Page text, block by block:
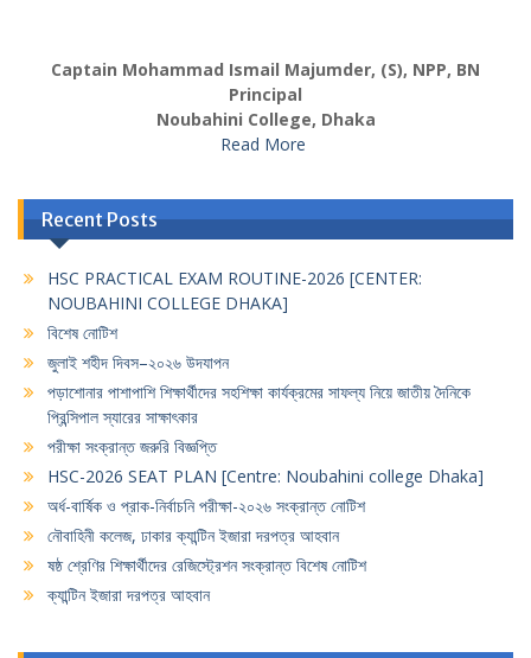
Captain Mohammad Ismail Majumder, (S), NPP, BN
Principal
Noubahini College, Dhaka
Read More
Recent Posts
HSC PRACTICAL EXAM ROUTINE-2026 [CENTER:
NOUBAHINI COLLEGE DHAKA]
বিশেষ নোটিশ
জুলাই শহীদ দিবস–২০২৬ উদযাপন
পড়াশোনার পাশাপাশি শিক্ষার্থীদের সহশিক্ষা কার্যক্রমের সাফল্য নিয়ে জাতীয় দৈনিকে
প্রিন্সিপাল স্যারের সাক্ষাৎকার
পরীক্ষা সংক্রান্ত জরুরি বিজ্ঞপ্তি
HSC-2026 SEAT PLAN [Centre: Noubahini college Dhaka]
অর্ধ-বার্ষিক ও প্রাক-নির্বাচনি পরীক্ষা-২০২৬ সংক্রান্ত নোটিশ
নৌবাহিনী কলেজ, ঢাকার ক্যান্টিন ইজারা দরপত্র আহবান
ষষ্ঠ শ্রেণির শিক্ষার্থীদের রেজিস্ট্রেশন সংক্রান্ত বিশেষ নোটিশ
ক্যান্টিন ইজারা দরপত্র আহবান